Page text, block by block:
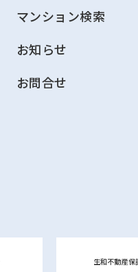
マンション検索
お知らせ
お問合せ
生和不動産